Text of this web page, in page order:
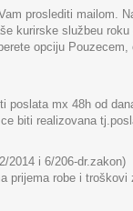
proslediti mailom.
kurirske službeu
opciju
poslata mx 48h od
biti realizovana
2014 i 6/206-dr.zakon)
robe i